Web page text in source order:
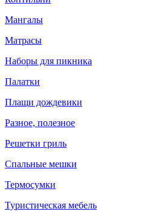
Мангалы
Матрасы
Наборы для пикника
Палатки
Плащи дождевики
Разное, полезное
Решетки гриль
Спальные мешки
Термосумки
Туристическая мебель